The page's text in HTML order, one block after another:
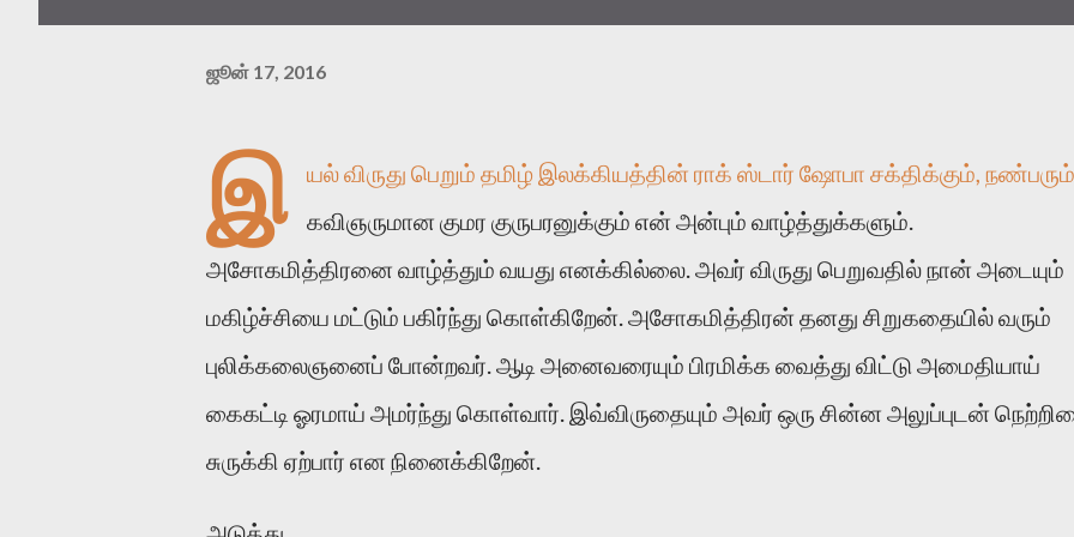
ஜூன் 17, 2016
இ
யல் விருது பெறும் தமிழ் இலக்கியத்தின் ராக் ஸ்டார் ஷோபா சக்திக்கும், நண்பரும்
கவிஞருமான குமர குருபரனுக்கும் என் அன்பும் வாழ்த்துக்களும்.
அசோகமித்திரனை வாழ்த்தும் வயது எனக்கில்லை. அவர் விருது பெறுவதில் நான் அடையும்
மகிழ்ச்சியை மட்டும் பகிர்ந்து கொள்கிறேன். அசோகமித்திரன் தனது சிறுகதையில் வரும்
புலிக்கலைஞனைப் போன்றவர். ஆடி அனைவரையும் பிரமிக்க வைத்து விட்டு அமைதியாய்
கைகட்டி ஓரமாய் அமர்ந்து கொள்வார். இவ்விருதையும் அவர் ஒரு சின்ன அலுப்புடன்
சுருக்கி ஏற்பார் என நினைக்கிறேன்.